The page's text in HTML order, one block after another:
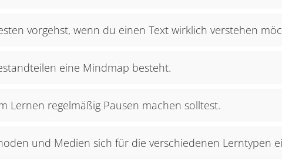
vorgehst, wenn du einen Text wirklich verstehen
eine Mindmap besteht.
Lernen regelmäßig Pausen machen solltest.
und Medien sich für die verschiedenen Lerntypen